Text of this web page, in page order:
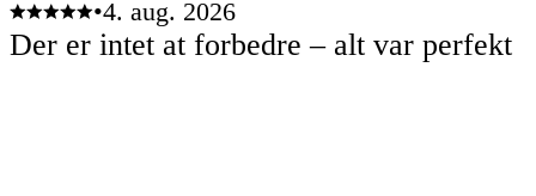
•4. aug. 2026
Der er intet at forbedre – alt var perfekt